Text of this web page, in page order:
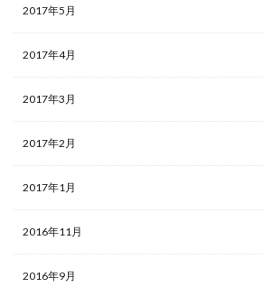
2017年5月
2017年4月
2017年3月
2017年2月
2017年1月
2016年11月
2016年9月